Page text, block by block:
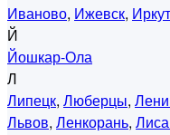
Иваново, Ижевск,
Й
Йошкар-Ола
Л
Липецк, Люберцы,
Львов, Ленкорань,